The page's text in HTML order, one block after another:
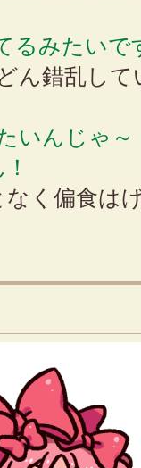
るみたい
ん錯乱して
いんじゃ～
く偏食は